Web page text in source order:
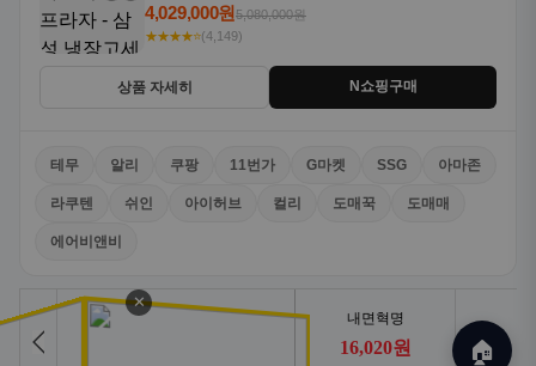
주가전 빌트인 화이트
4,029,000원5,080,000원
★★★★⭐(4,149)
상품 자세히 N쇼핑구매
테무 알리 쿠팡 11번가 G마켓 SSG 아마존
라쿠텐 쉬인 아이허브 컬리 도매꾹 도매매
에어비앤비
🏠
✕